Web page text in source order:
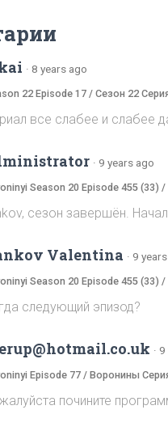
· 8 years ago
22 Episode 17 / Сезон 22
все слабее и слабее
· 9 years ago
Season 20 Episode 455 (33)
сезон завершён.
Valentina · 9
Season 20 Episode 455 (33)
следующий эпизод?
· 9
Episode 77 / Воронины
почините